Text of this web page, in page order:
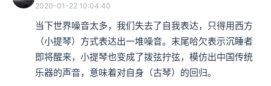
2020-01-22 10:04:40
当下世界噪音太多，我们失去了自我表达，只得用西方
（小提琴）方式表达出一堆噪音。末尾哈欠表示沉睡者
即将醒来，小提琴也变成了拨弦拧弦，模仿出中国传统
乐器的声音，意味着对自身（古琴）的回归。